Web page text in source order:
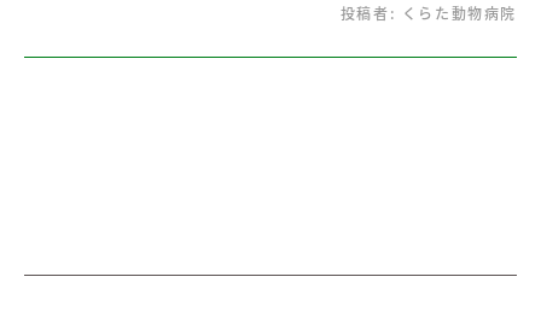
投稿者: くらた動物病院